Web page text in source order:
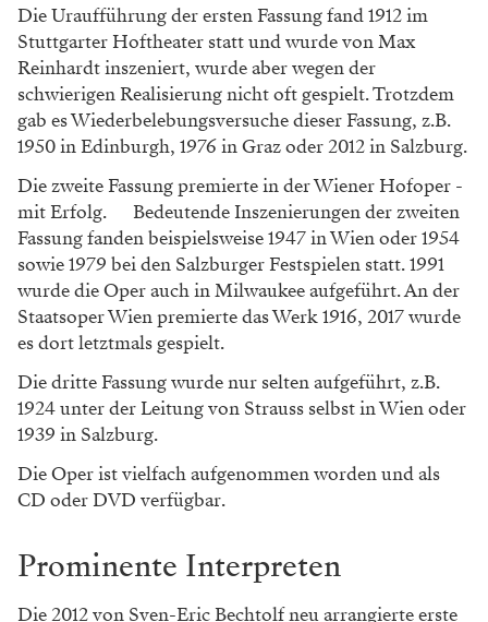
Die Uraufführung der ersten Fassung fand 1912 im
Stuttgarter Hoftheater statt und wurde von Max
Reinhardt inszeniert, wurde aber wegen der
schwierigen Realisierung nicht oft gespielt. Trotzdem
gab es Wiederbelebungsversuche dieser Fassung, z.B.
1950 in Edinburgh, 1976 in Graz oder 2012 in Salzburg.
Die zweite Fassung premierte in der Wiener Hofoper -
mit Erfolg. Bedeutende Inszenierungen der zweiten
Fassung fanden beispielsweise 1947 in Wien oder 1954
sowie 1979 bei den Salzburger Festspielen statt. 1991
wurde die Oper auch in Milwaukee aufgeführt. An der
Staatsoper Wien premierte das Werk 1916, 2017 wurde
es dort letztmals gespielt.
Die dritte Fassung wurde nur selten aufgeführt, z.B.
1924 unter der Leitung von Strauss selbst in Wien oder
1939 in Salzburg.
Die Oper ist vielfach aufgenommen worden und als
CD oder DVD verfügbar.
Prominente Interpreten
Die 2012 von Sven-Eric Bechtolf neu arrangierte erste